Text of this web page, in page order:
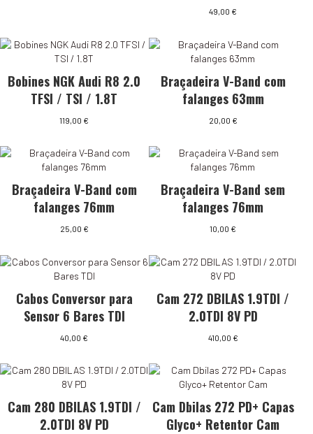
49,00 €
Bobines NGK Audi R8 2.0
TFSI / TSI / 1.8T
119,00 €
Braçadeira V-Band com
falanges 63mm
20,00 €
Braçadeira V-Band com
falanges 76mm
25,00 €
Braçadeira V-Band sem
falanges 76mm
10,00 €
Cabos Conversor para
Sensor 6 Bares TDI
40,00 €
Cam 272 DBILAS 1.9TDI /
2.0TDI 8V PD
410,00 €
Cam 280 DBILAS 1.9TDI /
2.0TDI 8V PD
Cam Dbilas 272 PD+ Capas
Glyco+ Retentor Cam